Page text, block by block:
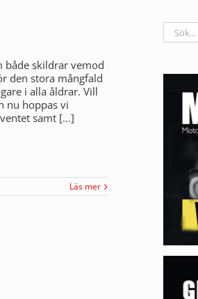
både skildrar vemod
den stora mångfald
i alla åldrar. Vill
nu hoppas vi
samt [...]
Läs mer
Sök
efter: